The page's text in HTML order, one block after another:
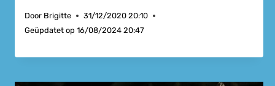
Door Brigitte
31/12/2020 20:10
Geüpdatet op 16/08/2024 20:47